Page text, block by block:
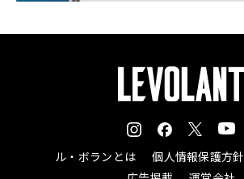
ル・ボランとは 個人情報保護方針